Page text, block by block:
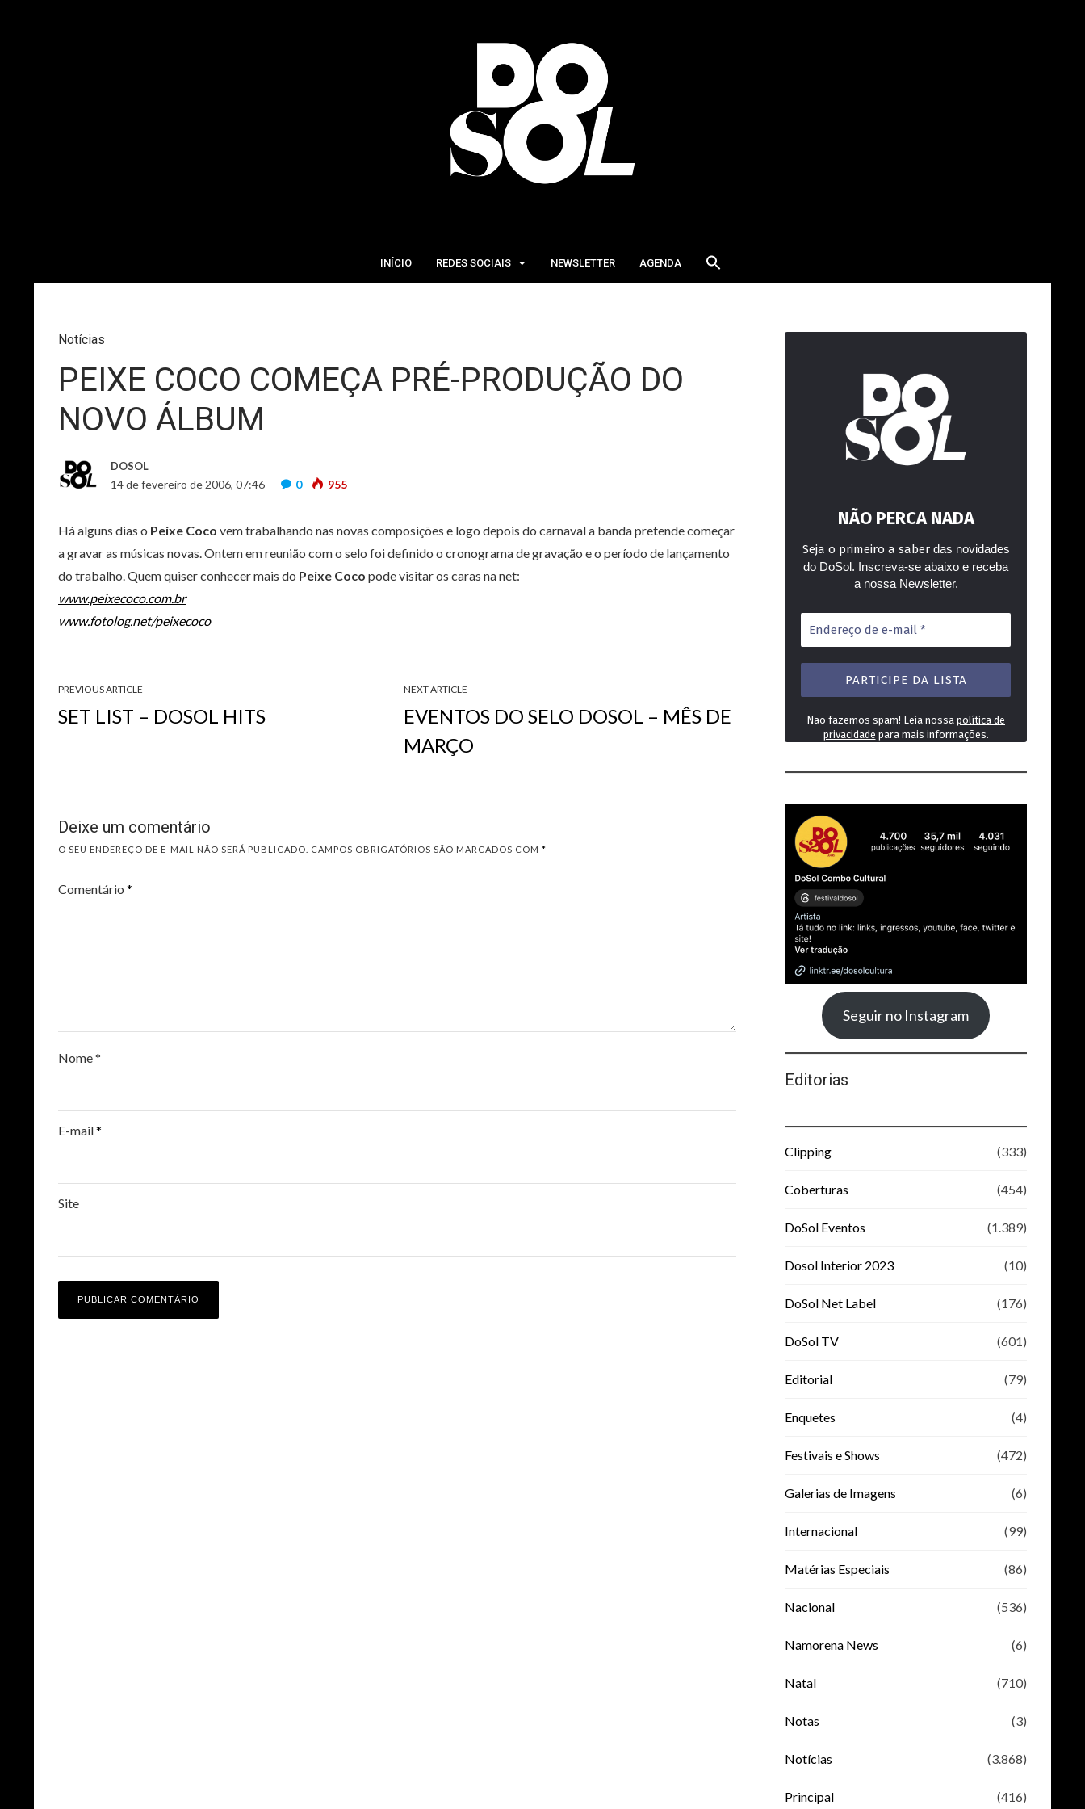
INÍCIO REDES SOCIAIS NEWSLETTER AGENDA
Notícias
PEIXE COCO COMEÇA PRÉ-PRODUÇÃO DO
NOVO ÁLBUM
DOSOL
14 de fevereiro de 2006, 07:46 0 955
Há alguns dias o Peixe Coco vem trabalhando nas novas composições e logo depois do carnaval a banda pretende começar
a gravar as músicas novas. Ontem em reunião com o selo foi definido o cronograma de gravação e o período de lançamento
do trabalho. Quem quiser conhecer mais do Peixe Coco pode visitar os caras na net:
www.peixecoco.com.br
www.fotolog.net/peixecoco
PREVIOUS ARTICLE
SET LIST – DOSOL HITS
NEXT ARTICLE
EVENTOS DO SELO DOSOL – MÊS DE
MARÇO
Deixe um comentário
O SEU ENDEREÇO DE E-MAIL NÃO SERÁ PUBLICADO. CAMPOS OBRIGATÓRIOS SÃO MARCADOS COM *
Comentário *
Nome*
E-mail*
Site
NÃO PERCA NADA
Seja o primeiro a saberdas novidades
do DoSol. Inscreva-se abaixo e receba
a nossa Newsletter.
Endereço
de
e-
mail
Não fazemos spam! Leia nossa política de
privacidade para mais informações.
Seguir no Instagram
Editorias
Clipping (333)
Coberturas (454)
DoSol Eventos (1.389)
Dosol Interior 2023 (10)
DoSol Net Label (176)
DoSol TV (601)
Editorial (79)
Enquetes (4)
Festivais e Shows (472)
Galerias de Imagens (6)
Internacional (99)
Matérias Especiais (86)
Nacional (536)
Namorena News (6)
Natal (710)
Notas (3)
Notícias (3.868)
Principal (416)